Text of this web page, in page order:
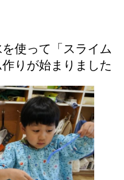
使って「スライム
りが始まりました